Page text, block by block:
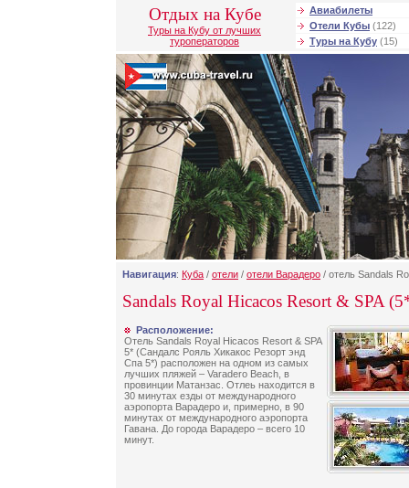
Отдых на Кубе
Туры на Кубу от лучших
туроператоров
Авиабилеты
Отели Кубы (122)
Туры на Кубу (15)
Навигация: Куба / отели / отели Варадеро / отель Sandals
Sandals Royal Hicacos Resort & SPA
Расположение:
Отель Sandals Royal Hicacos Resort & SPA
5* (Сандалс Рояль Хикакос Резорт энд
Спа 5*) расположен на одном из самых
лучших пляжей – Varadero Beach, в
провинции Матанзас. Отлеь находится в
30 минутах езды от международного
аэропорта Варадеро и, примерно, в 90
минутах от международного аэропорта
Гавана. До города Варадеро – всего 10
минут.